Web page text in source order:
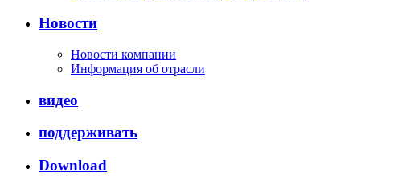
Новости
Новости компании
Информация об отрасли
видео
поддерживать
Download